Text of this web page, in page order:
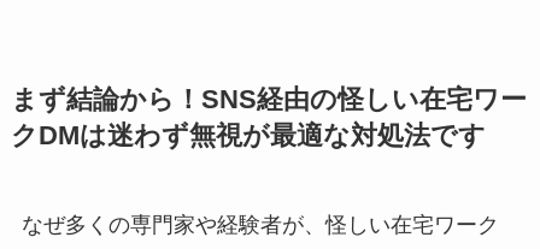
まず結論から！SNS経由の怪しい在宅ワー
クDMは迷わず無視が最適な対処法です
なぜ多くの専門家や経験者が、怪しい在宅ワーク